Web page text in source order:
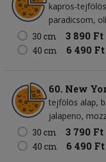
kapros-
paradicsom
30 cm
3 890 Ft
40 cm 6 490 Ft
60. New
tejfölös alap
jalapeno
30 cm
3 790 Ft
40 cm 6 490 Ft